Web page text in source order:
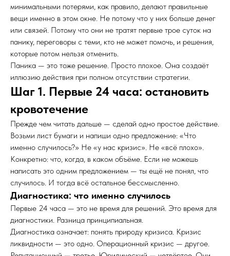
минимальными потерями, как правило, делают правильные
вещи именно в этом окне. Не потому что у них больше денег
или связей. Потому что они не тратят первые трое суток на
панику, переговоры с теми, кто не может помочь, и решения,
которые потом нельзя отменить.
Паника — это тоже решение. Просто плохое. Она создаёт
иллюзию действия при полном отсутствии стратегии.
Шаг 1. Первые 24 часа: остановить
кровотечение
Прежде чем читать дальше — сделай одно простое действие.
Возьми лист бумаги и напиши одно предложение: «Что
именно случилось?» Не «у нас кризис». Не «всё плохо».
Конкретно: что, когда, в каком объёме. Если не можешь
написать это одним предложением — ты ещё не понял, что
случилось. И тогда всё остальное бессмысленно.
Диагностика: что именно случилось
Первые 24 часа — это не время для решений. Это время для
диагностики. Разница принципиальная.
Диагностика означает: понять природу кризиса. Кризис
ликвидности — это одно. Операционный кризис — другое.